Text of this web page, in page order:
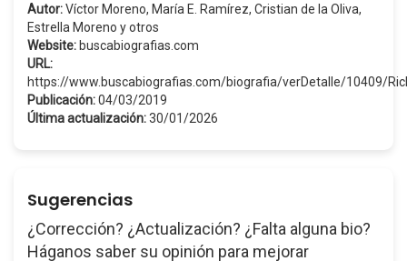
Autor:Víctor Moreno, María E. Ramírez, Cristian de la Oliva,
Estrella Moreno y otros
Website: buscabiografias.com
URL:
https://www.buscabiografias.com/biografia/verDetalle/10409/
Publicación:04/03/2019
Última actualización:30/01/2026
Sugerencias
¿Corrección? ¿Actualización? ¿Falta alguna bio?
Háganos saber su opinión para mejorar